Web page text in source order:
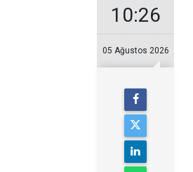
10:26
05 Ağustos 2026